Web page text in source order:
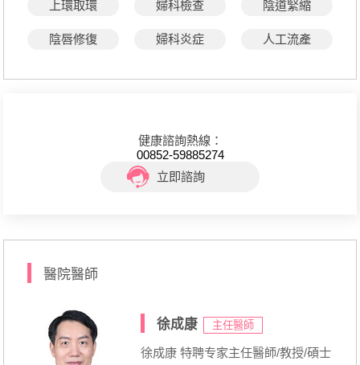
上環取環 婦科檢查 陰道緊縮
陰唇修復 婦科炎症 人工流產
健康諮詢熱線：
00852-59885274
立即諮詢
醫院醫師
徐成康 主任醫師
徐成康 特聘专家主任醫師/教授/碩士